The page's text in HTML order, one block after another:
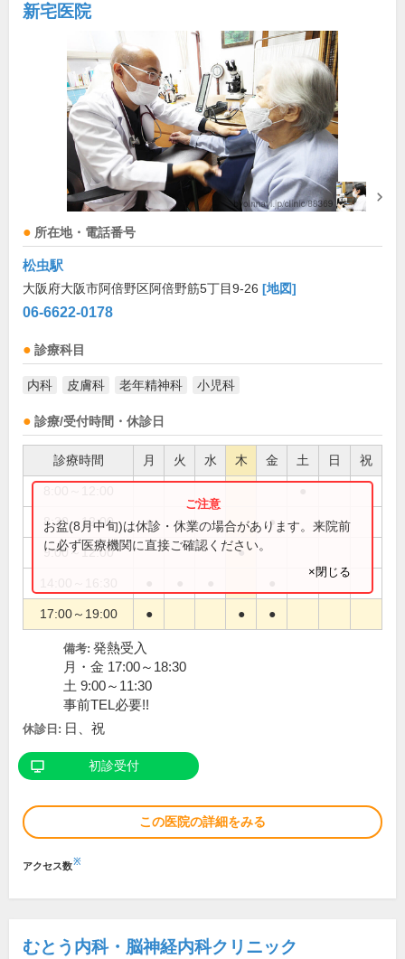
新宅医院
所在地・電話番号
松虫駅
大阪府大阪市阿倍野区阿倍野筋5丁目9-26 [地図]
06-6622-0178
診療科目
内科 皮膚科 老年精神科 小児科
診療/受付時間・休診日
診療時間 月 火 水 木 金 土 日 祝
8:30～12:00 ● ● ●
9:00～12:00 ●
17:00～19:00 ● ● ●
お盆(8月中旬)は休診・休業の場合があります。来院前
に必ず医療機関に直接ご確認ください。
×閉じる
備考: 発熱受入
月・金 17:00～18:30
土 9:00～11:30
事前TEL必要!!
休診日: 日、祝
初診受付
この医院の詳細をみる
アクセス数※
むとう内科・脳神経内科クリニック